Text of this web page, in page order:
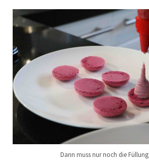
Dann muss nur noch die